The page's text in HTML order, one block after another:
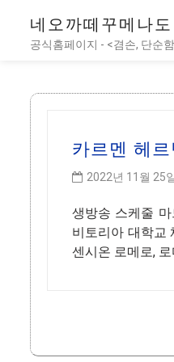
네오까떼꾸메나도
공식홈페이지 - <겸손, 단순
카르멘 헤
2022년 11월 25
생방송 스케줄
비토리아 대학교
센시온 로메로,